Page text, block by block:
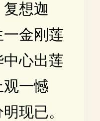
想迦
金刚莲
心出莲
一憾
现已。